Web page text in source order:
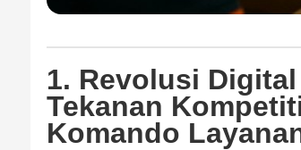
1. Revolusi
Tekanan
Komando